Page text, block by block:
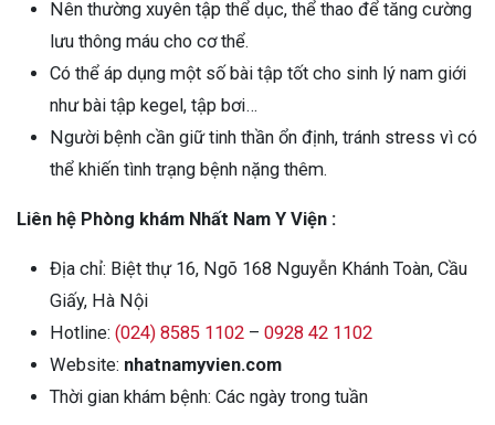
Nên thường xuyên tập thể dục, thể thao để tăng cường
lưu thông máu cho cơ thể.
Có thể áp dụng một số bài tập tốt cho sinh lý nam giới
như bài tập kegel, tập bơi…
Người bệnh cần giữ tinh thần ổn định, tránh stress vì có
thể khiến tình trạng bệnh nặng thêm.
Liên hệ Phòng khám Nhất Nam Y Viện :
Địa chỉ: Biệt thự 16, Ngõ 168 Nguyễn Khánh Toàn, Cầu
Giấy, Hà Nội
Hotline: (024) 8585 1102 – 0928 42 1102
Website: nhatnamyvien.com
Thời gian khám bệnh: Các ngày trong tuần